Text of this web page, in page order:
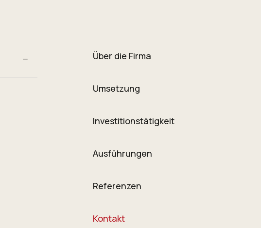
Über die Firma
Umsetzung
Investitionstätigkeit
Ausführungen
Referenzen
Kontakt